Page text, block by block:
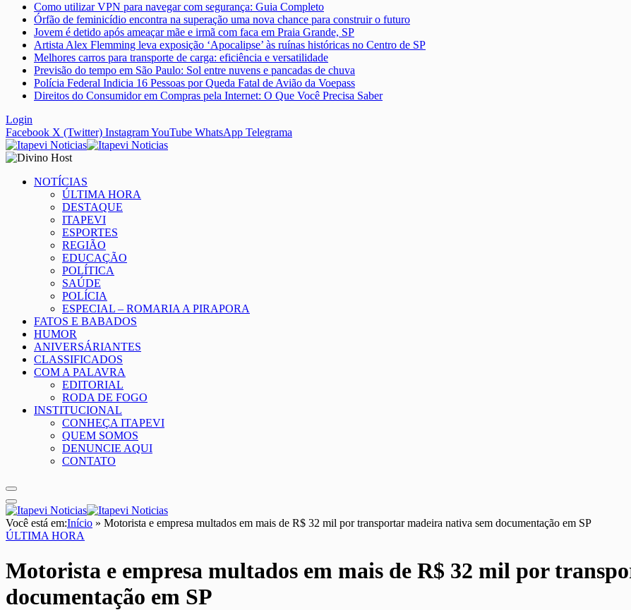
Como utilizar VPN para navegar com segurança: Guia Completo
Órfão de feminicídio encontra na superação uma nova chance para construir o futuro
Jovem é detido após ameaçar mãe e irmã com faca em Praia Grande, SP
Artista Alex Flemming leva exposição ‘Apocalipse’ às ruínas históricas no Centro de SP
Melhores carros para transporte de carga: eficiência e versatilidade
Previsão do tempo em São Paulo: Sol entre nuvens e pancadas de chuva
Polícia Federal Indicia 16 Pessoas por Queda Fatal de Avião da Voepass
Direitos do Consumidor em Compras pela Internet: O Que Você Precisa Saber
Login
Facebook X (Twitter) InstagramYouTube WhatsApp Telegrama
NOTÍCIAS
ÚLTIMA HORA
DESTAQUE
ITAPEVI
ESPORTES
REGIÃO
EDUCAÇÃO
POLÍTICA
SAÚDE
POLÍCIA
ESPECIAL – ROMARIA A PIRAPORA
FATOS E BABADOS
HUMOR
ANIVERSÁRIANTES
CLASSIFICADOS
COM A PALAVRA
EDITORIAL
RODA DE FOGO
INSTITUCIONAL
CONHEÇA ITAPEVI
QUEM SOMOS
DENUNCIE AQUI
CONTATO
Você está em:Início » Motorista e empresa multados em mais de R$ 32 mil por transportar madeira nativa sem documentação em SP
ÚLTIMA HORA
Motorista e empresa multados em mais de R$ 32 mil por
documentação em SP